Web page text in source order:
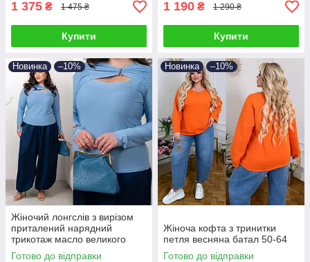
1 375 ₴ 1 475 ₴
Купити
1 190 ₴ 1 290 ₴
Купити
Новинка –10%
Жіночий лонгслів з вирізом
приталений нарядний
трикотаж масло великого
розміру 46-68
Готово до відправки
Новинка –10%
Жіноча кофта з тринитки
петля весняна батал 50-64
Готово до відправки